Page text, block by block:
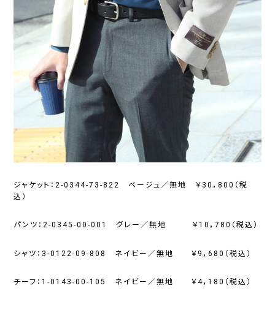
ジャケット：2-0344-73-822 ベージュ／無地 ￥30，800（税
込）
パンツ：2-0345-00-001 グレー／無地 ￥10，780（税込）
シャツ：3-0122-09-808 ネイビー／無地 ￥9，680（税込）
チーフ：1-0143-00-105 ネイビー／無地 ￥4，180（税込）